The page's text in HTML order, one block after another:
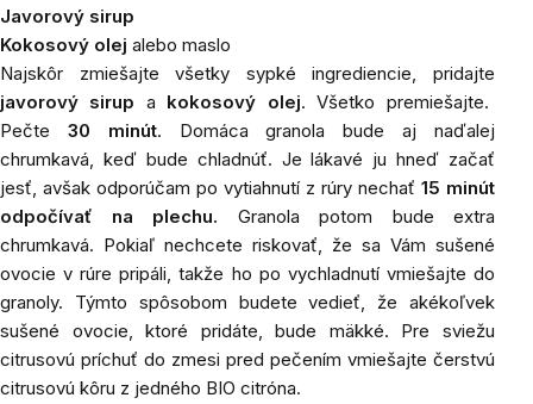
Javorový sirup
Kokosový olej alebo maslo
Najskôr zmiešajte všetky sypké ingrediencie, pridajte
javorový sirup a kokosový olej. Všetko premiešajte.
Pečte 30 minút. Domáca granola bude aj naďalej
chrumkavá, keď bude chladnúť. Je lákavé ju hneď začať
jesť, avšak odporúčam po vytiahnutí z rúry nechať 15 minút
odpočívať na plechu. Granola potom bude extra
chrumkavá. Pokiaľ nechcete riskovať, že sa Vám sušené
ovocie v rúre pripáli, takže ho po vychladnutí vmiešajte do
granoly. Týmto spôsobom budete vedieť, že akékoľvek
sušené ovocie, ktoré pridáte, bude mäkké. Pre sviežu
citrusovú príchuť do zmesi pred pečením vmiešajte čerstvú
citrusovú kôru z jedného BIO citróna.